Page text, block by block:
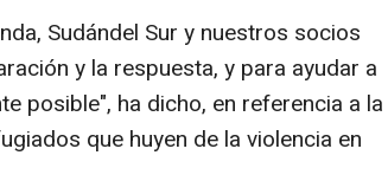
Sudándel Sur y nuestros socios
y la respuesta, y para ayudar a
posible", ha dicho, en referencia a la
que huyen de la violencia en